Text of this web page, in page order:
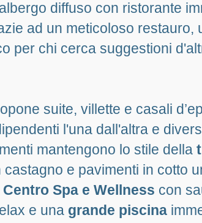
diffuso con ristorante
ad un meticoloso restauro,
per chi cerca suggestioni
suite, villette e casali
l'una dall'altra e
mantengono lo stile della
e pavimenti in cotto
Centro Spa e Wellness con
e una grande piscina